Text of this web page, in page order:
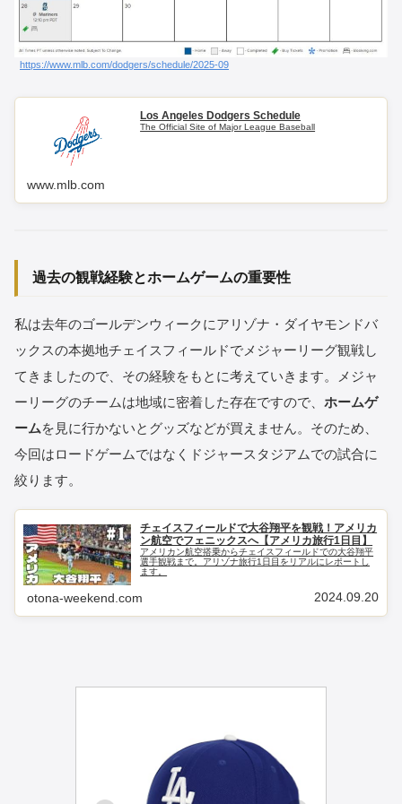
https://www.mlb.com/dodgers/schedule/2025-09
Los Angeles Dodgers Schedule
The Official Site of Major League Baseball
www.mlb.com
過去の観戦経験とホームゲームの重要性
私は去年のゴールデンウィークにアリゾナ・ダイヤモンドバ
ックスの本拠地チェイスフィールドでメジャーリーグ観戦し
てきましたので、その経験をもとに考えていきます。メジャ
ーリーグのチームは地域に密着した存在ですので、 ホームゲ
ームを見に行かないとグッズなどが買えません。そのため、
今回はロードゲームではなくドジャースタジアムでの試合に
絞ります。
チェイスフィールドで大谷翔平を観戦！アメリカ
ン航空でフェニックスへ【アメリカ旅行1日目】
アメリカン航空搭乗からチェイスフィールドでの大谷翔平
選手観戦まで。アリゾナ旅行1日目をリアルにレポートし
ます。
otona-weekend.com 2024.09.20